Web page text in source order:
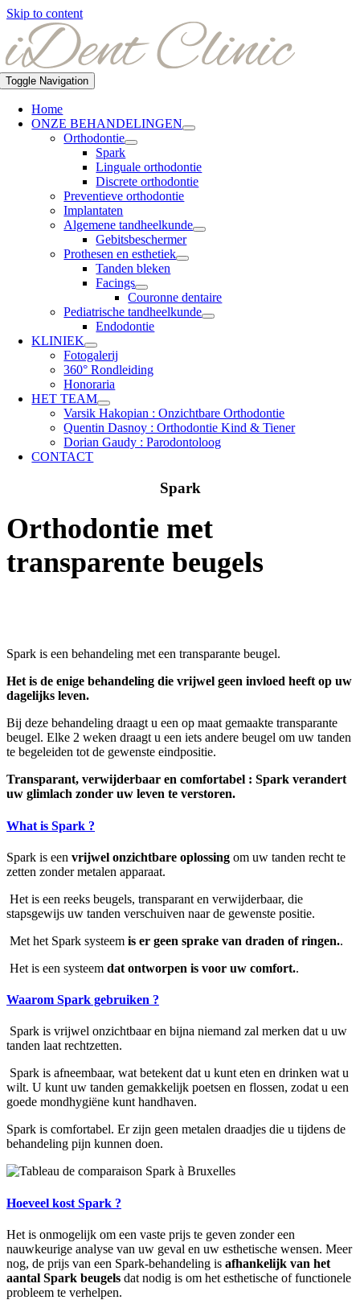
Skip to content
Toggle Navigation
Home
ONZE BEHANDELINGEN
Orthodontie
Spark
Linguale orthodontie
Discrete orthodontie
Preventieve orthodontie
Implantaten
Algemene tandheelkunde
Gebitsbeschermer
Prothesen en esthetiek
Tanden bleken
Facings
Couronne dentaire
Pediatrische tandheelkunde
Endodontie
KLINIEK
Fotogalerij
360° Rondleiding
Honoraria
HET TEAM
Varsik Hakopian : Onzichtbare Orthodontie
Quentin Dasnoy : Orthodontie Kind & Tiener
Dorian Gaudy : Parodontoloog
CONTACT
Spark
Orthodontie met
transparente beugels
Spark is een behandeling met een transparante beugel.
Het is de enige behandeling die vrijwel geen invloed heeft op uw
dagelijks leven.
Bij deze behandeling draagt u een op maat gemaakte transparante
beugel. Elke 2 weken draagt u een iets andere beugel om uw tanden
te begeleiden tot de gewenste eindpositie.
Transparant, verwijderbaar en comfortabel : Spark verandert
uw glimlach zonder uw leven te verstoren.
What is Spark ?
Spark is een vrijwel onzichtbare oplossing om uw tanden recht te
zetten zonder metalen apparaat.
Het is een reeks beugels, transparant en verwijderbaar, die
stapsgewijs uw tanden verschuiven naar de gewenste positie.
Met het Spark systeem is er geen sprake van draden of ringen..
Het is een systeem dat ontworpen is voor uw comfort..
Waarom Spark gebruiken ?
Spark is vrijwel onzichtbaar en bijna niemand zal merken dat u uw
tanden laat rechtzetten.
Spark is afneembaar, wat betekent dat u kunt eten en drinken wat u
wilt. U kunt uw tanden gemakkelijk poetsen en flossen, zodat u een
goede mondhygiëne kunt handhaven.
Spark is comfortabel. Er zijn geen metalen draadjes die u tijdens de
behandeling pijn kunnen doen.
Hoeveel kost Spark ?
Het is onmogelijk om een ​​vaste prijs te geven zonder een
nauwkeurige analyse van uw geval en uw esthetische wensen. Meer
nog, de prijs van een Spark-behandeling is afhankelijk van het
aantal Spark beugels dat nodig is om het esthetische of functionele
probleem te verhelpen.